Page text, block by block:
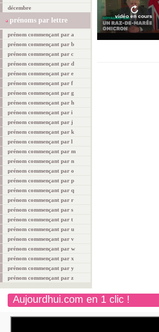
décembre
prénoms par lettre
prénom commençant par a
prénom commençant par b
prénom commençant par c
prénom commençant par d
prénom commençant par e
prénom commençant par f
prénom commençant par g
prénom commençant par h
prénom commençant par i
prénom commençant par j
prénom commençant par k
prénom commençant par l
prénom commençant par m
prénom commençant par n
prénom commençant par o
prénom commençant par p
prénom commençant par q
prénom commençant par r
prénom commençant par s
prénom commençant par t
prénom commençant par u
prénom commençant par v
prénom commençant par w
prénom commençant par x
prénom commençant par y
prénom commençant par z
vidéo en cours
Aujourdhui.com en 1 clic !